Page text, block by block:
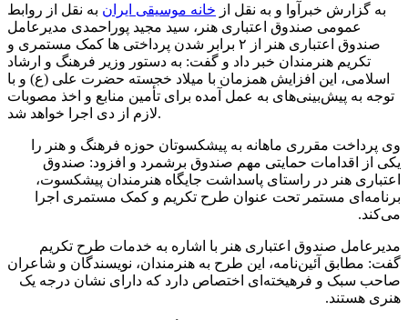
به گزارش خبرآوا و به نقل از خانه موسیقی ایران به نقل از روابط
عمومی صندوق اعتباری هنر، سید مجید پوراحمدی مدیرعامل
صندوق اعتباری هنر از ۲ برابر شدن پرداختی ها کمک مستمری و
تکریم هنرمندان خبر داد و گفت: به دستور وزیر فرهنگ و ارشاد
اسلامی، این افزایش همزمان با میلاد خجسته حضرت علی (ع) و با
توجه به پیش‌بینی‌های به عمل آمده برای تأمین منابع و اخذ مصوبات
لازم از دی اجرا خواهد شد.
وی پرداخت مقرری ماهانه به پیشکسوتان حوزه فرهنگ و هنر را
یکی از اقدامات حمایتی مهم صندوق برشمرد و افزود: صندوق
اعتباری هنر در راستای پاسداشت جایگاه هنرمندان پیشکسوت،
برنامه‌ای مستمر تحت عنوان طرح تکریم و کمک مستمری اجرا
می‌کند.
مدیرعامل صندوق اعتباری هنر با اشاره به خدمات طرح تکریم
گفت: مطابق آئین‌نامه، این طرح به هنرمندان، نویسندگان و شاعران
صاحب سبک و فرهیخته‌ای اختصاص دارد که دارای نشان درجه یک
هنری هستند.